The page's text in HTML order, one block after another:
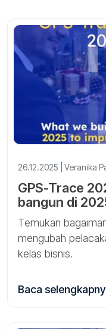
26.12.2025 | Veranika
GPS-Trace
bangun di
bisnis Anda
Temukan
mengubah
kelas bisnis.
Baca